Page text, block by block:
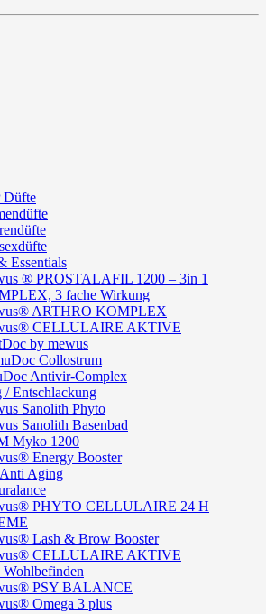
Düfte
Essentials
® PROSTALAFIL 1200 – 3in 1
3 fache Wirkung
ARTHRO KOMPLEX
CELLULAIRE AKTIVE
by mewus
Collostrum
Antivir-Complex
/ Entschlackung
Sanolith Phyto
Sanolith Basenbad
Myko 1200
Energy Booster
Aging
PHYTO CELLULAIRE 24 H
Lash & Brow Booster
CELLULAIRE AKTIVE
Wohlbefinden
PSY BALANCE
Omega 3 plus